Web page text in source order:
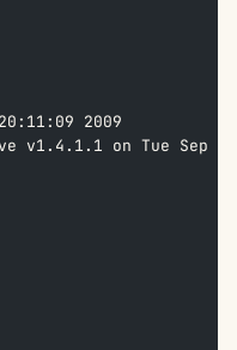
2009
v1.4.1.1 on Tue Sep